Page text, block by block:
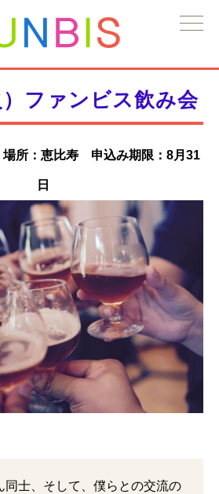
ファンビス飲み会
所：恵比寿 申込み期限：8月31
日
同士、そして、僕らとの交流の